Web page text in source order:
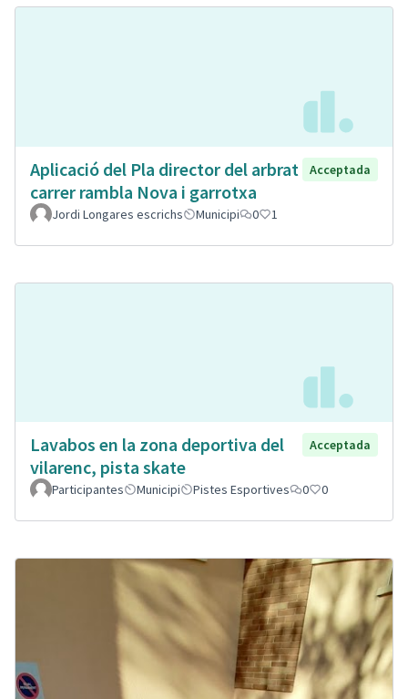
Aplicació del Pla director del arbrat
carrer rambla Nova i garrotxa
Acceptada
Jordi Longares escrichs Municipi 0 1
Lavabos en la zona deportiva del
vilarenc, pista skate
Acceptada
Participantes Municipi Pistes Esportives 0 0